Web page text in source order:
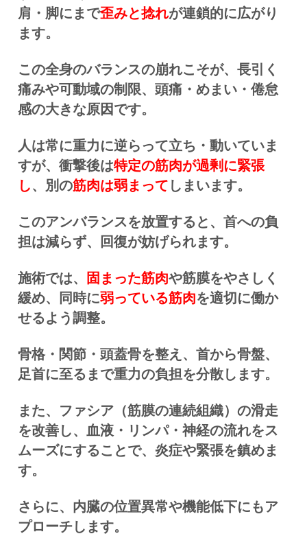
肩・脚にまで歪みと捻れが連鎖的に広がり
ます。
この全身のバランスの崩れこそが、長引く
痛みや可動域の制限、頭痛・めまい・倦怠
感の大きな原因です。
人は常に重力に逆らって立ち・動いていま
すが、 衝撃後は特定の筋肉が過剰に緊張
し、別の筋肉は弱まって しまいます。
このアンバランスを放置すると、首への負
担は減らず、回復が妨げられます。
施術では、 固まった筋肉や筋膜をやさしく
緩め、同時に弱っている筋肉を適切に働か
せるよう調整。
骨格・関節・頭蓋骨を整え、首から骨盤、
足首に至るまで重力の負担を分散します。
また、ファシア（筋膜の連続組織）の滑走
を改善し、血液・リンパ・神経の流れをス
ムーズにすることで、炎症や緊張を鎮めま
す。
さらに、内臓の位置異常や機能低下にもア
プローチします。